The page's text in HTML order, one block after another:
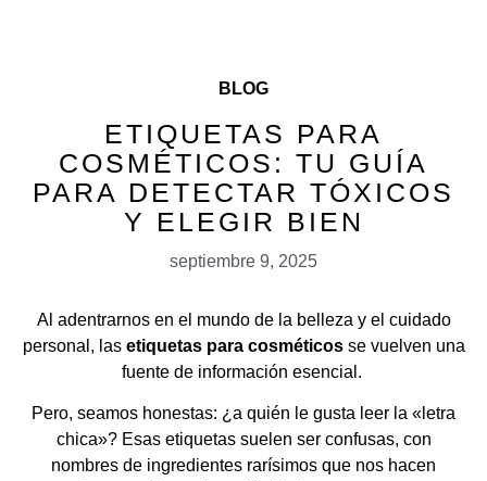
BLOG
ETIQUETAS PARA
COSMÉTICOS: TU GUÍA
PARA DETECTAR TÓXICOS
Y ELEGIR BIEN
septiembre 9, 2025
Al adentrarnos en el mundo de la belleza y el cuidado
personal, las etiquetas para cosméticosse vuelven una
fuente de información esencial.
Pero, seamos honestas: ¿a quién le gusta leer la «letra
chica»? Esas etiquetas suelen ser confusas, con
nombres de ingredientes rarísimos que nos hacen